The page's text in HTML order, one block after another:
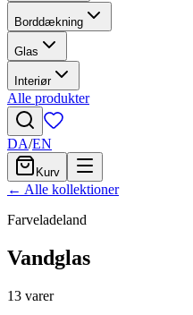
Borddækning
Glas
Interiør
Alle produkter
DA/EN
Kurv
← Alle kollektioner
Farveladeland
Vandglas
13 varer